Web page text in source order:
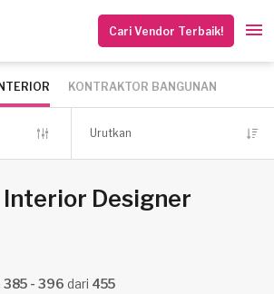
Cari Vendor Terbaik!
INTERIOR KONTRAKTOR BANGUNAN
Urutkan
Designer
385 - 396 dari 455